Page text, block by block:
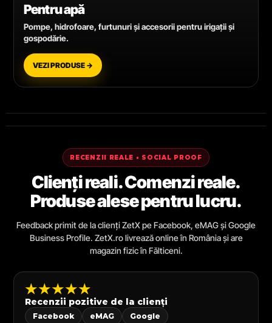
Pentru apă
Pompe, hidrofoare, furtunuri și accesorii pentru irigații și
gospodărie.
VEZI PRODUSE →
RECENZII REALE • SOCIAL PROOF
Clienți reali. Comenzi reale.
Produse alese pentru lucru.
Feedback primit de la clienți ZetX pe Facebook, eMAG și Google
Business Profile. ZetX.ro livrează online în România și are
magazin fizic în Fălticeni.
★★★★★
Recenzii pozitive de la clienți
Facebook eMAG Google